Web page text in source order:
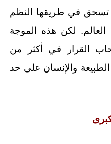
في طريقها النظم
العالم. لكن هذه الموجة
القرار في أكثر من
والإنسان على حد